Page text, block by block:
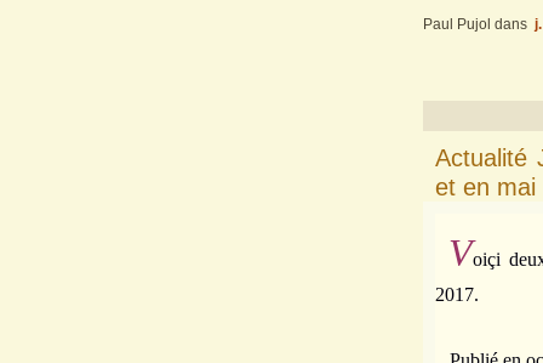
Paul Pujol dans
Actualité
et en mai
Voiçi
2017.